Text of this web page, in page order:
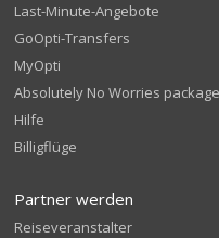
Last-Minute-Angebote
GoOpti-Transfers
MyOpti
Absolutely No Worries package
Hilfe
Billigflüge
Partner werden
Reiseveranstalter